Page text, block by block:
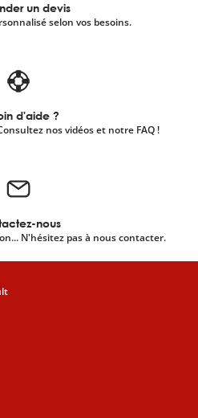
un devis
selon vos besoins.
d'aide ?
nos vidéos et notre FAQ !
nous
N'hésitez pas à nous contacter.